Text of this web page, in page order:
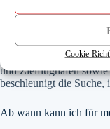
Cookie-
Kann ich den Flugplan
Ja. Du kannst auch
und Zielflughafen
beschleunigt die Suche,
Ab wann kann ich für